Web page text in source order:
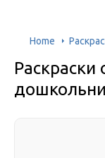
Home
Раскраски